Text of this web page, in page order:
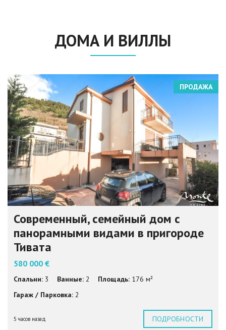
ДОМА И ВИЛЛЫ
ПРОДАЖА
Современный, семейный дом с
панорамными видами в пригороде
Тивата
580 000 €
Спальни: 3 Ванные: 2 Площадь: 176 м²
Гараж / Парковка: 2
5 часов назад ПОДРОБНОСТИ